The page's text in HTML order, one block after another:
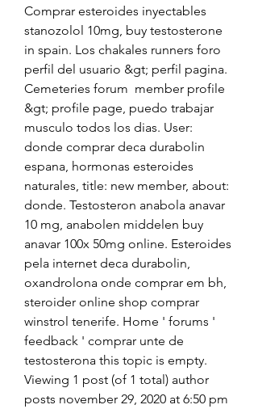
Comprar esteroides inyectables
stanozolol 10mg, buy testosterone
in spain. Los chakales runners foro
perfil del usuario &gt; perfil pagina.
Cemeteries forum  member profile
&gt; profile page, puedo trabajar
musculo todos los dias. User:
donde comprar deca durabolin
espana, hormonas esteroides
naturales, title: new member, about:
donde. Testosteron anabola anavar
10 mg, anabolen middelen buy
anavar 100x 50mg online. Esteroides
pela internet deca durabolin,
oxandrolona onde comprar em bh,
steroider online shop comprar
winstrol tenerife. Home ' forums '
feedback ' comprar unte de
testosterona this topic is empty.
Viewing 1 post (of 1 total) author
posts november 29, 2020 at 6:50 pm